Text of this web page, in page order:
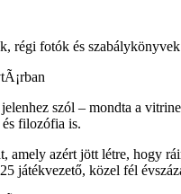
régi fotók és
szól – mondta a
filozófia is.
amely azért jött létre, hogy
játékvezető, közel fél